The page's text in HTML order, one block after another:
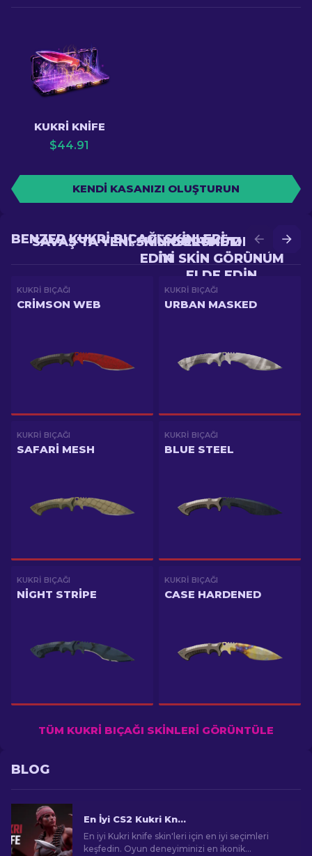
KUKRI KNIFE
$44.91
KENDI KASANIZI OLUŞTURUN
YÜKSELTME'DE DAHA
IYI SKIN GÖRÜNÜM
ELDE EDIN
SAVAŞ'TA YENI SKIN GÖRÜNÜM ELDE
EDIN
BENZER KUKRI BIÇAĞI SKINLERI
KUKRI BIÇAĞI
CRIMSON WEB
KUKRI BIÇAĞI
URBAN MASKED
KUKRI BIÇAĞI
SAFARI MESH
KUKRI BIÇAĞI
BLUE STEEL
KUKRI BIÇAĞI
NIGHT STRIPE
KUKRI BIÇAĞI
CASE HARDENED
TÜM KUKRI BIÇAĞI SKINLERI GÖRÜNTÜLE
BLOG
En İyi CS2 Kukri Knife Skin'leri [2026]
En iyi Kukri knife skin'leri için en iyi seçimleri
keşfedin. Oyun deneyiminizi en ikonik